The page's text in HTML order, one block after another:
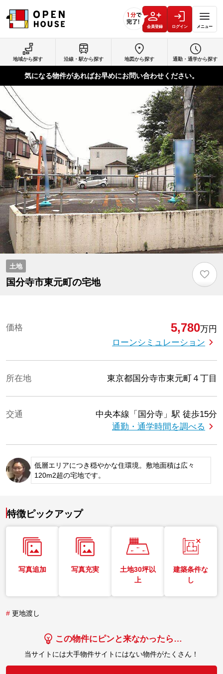
会員登録 ログイン メニュー
地域から探す 沿線・駅から探す 地図から探す 通勤・通学から探す
気になる物件があればお早めにお問い合わせください。
土地
国分寺市東元町の宅地
♡
価格 5,780万円
ローンシミュレーション
所在地 東京都国分寺市東元町４丁目
交通 中央本線「国分寺」駅 徒歩15分
通勤・通学時間を調べる
低層エリアにつき穏やかな住環境。敷地面積は広々
120m2超の宅地です。
特徴ピックアップ
写真追加 写真充実
土地30坪以
上
建築条件な
し
# 更地渡し
この物件にピンと来なかったら…
当サイトには大手物件サイトにはない物件がたくさん！